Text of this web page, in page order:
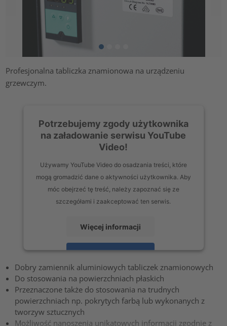
Profesjonalna tabliczka znamionowa na urządzeniu
grzewczym.
Potrzebujemy zgody użytkownika
na załadowanie serwisu YouTube
Video!
Używamy YouTube Video do osadzania treści, które
mogą gromadzić dane o aktywności użytkownika. Aby
móc obejrzeć tę treść, należy zapoznać się ze
szczegółami i zaakceptować ten serwis.
Więcej informacji
Zaakceptuj
powered byUsercentrics Consent Management Platform
Dobry zamiennik aluminiowych tabliczek znamionowych
Do stosowania na powierzchniach płaskich
Przeznaczone także do stosowania na trudnych
powierzchniach np. pokrytych farbą lub wykonanych z
tworzyw sztucznych
Możliwość nanoszenia unikatowych informacji zgodnie z